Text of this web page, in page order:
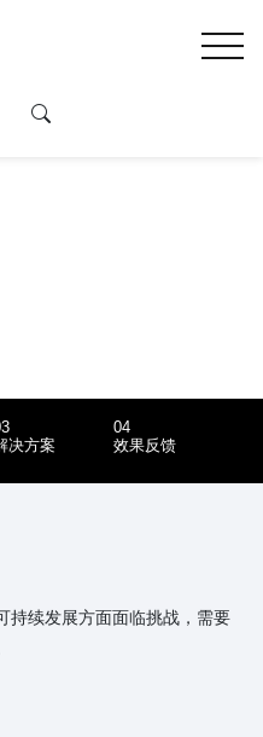
决方案
04
效果反馈
持续发展方面面临挑战，需要